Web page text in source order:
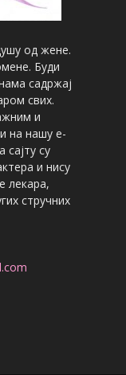
од жене.
Буди
садржај
свих.
и
на нашу е-
сајту су
и нису
лекара,
стручних